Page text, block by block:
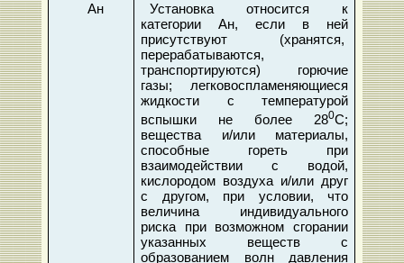
Ан
Установка относится к
категории Ан, если в ней
присутствуют (хранятся,
перерабатываются,
транспортируются) горючие
газы; легковоспламеняющиеся
жидкости с температурой
вспышки не более 280С;
вещества и/или материалы,
способные гореть при
взаимодействии с водой,
кислородом воздуха и/или друг
с другом, при условии, что
величина индивидуального
риска при возможном сгорании
указанных веществ с
образованием волн давления